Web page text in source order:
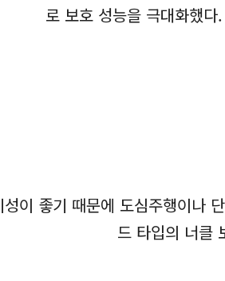
로 보호 성능을 극대화했
성이 좋기 때문에 도심주행이나
드 타입의 너클